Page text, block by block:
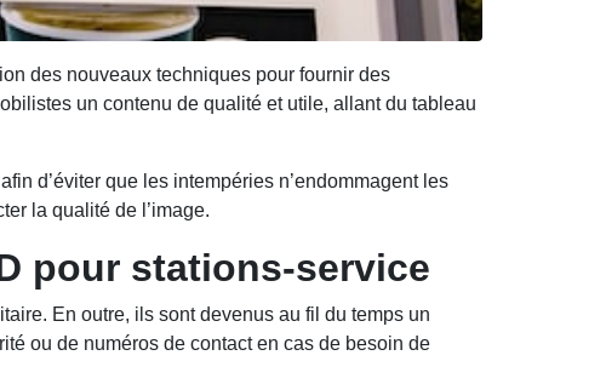
des nouveaux techniques pour fournir des
un contenu de qualité et utile, allant du tableau
d’éviter que les intempéries n’endommagent les
la qualité de l’image.
pour stations-service
En outre, ils sont devenus au fil du temps un
ou de numéros de contact en cas de besoin de